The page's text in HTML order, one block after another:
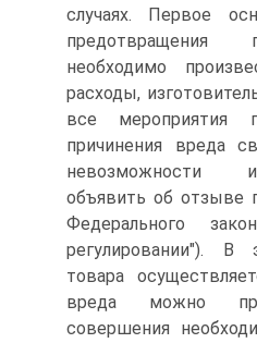
случаях. Первое
предотвращения
необходимо
расходы,
все мероприятия
причинения вреда
невозможности
объявить об отзыве
Федерального
регулировании").
товара
вреда можно
совершения